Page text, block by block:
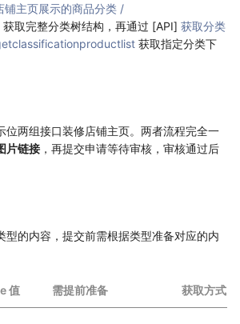
铺主页展示的商品分类 /
获取完整分类树结构，再通过 [API] 获取分类
获取指定分类下
位两组接口装修店铺主页。两者流程完全一
片链接 ，再提交申请等待审核，审核通过后
型的内容，提交前需根据类型准备对应的内
值 需提前准备 获取方式